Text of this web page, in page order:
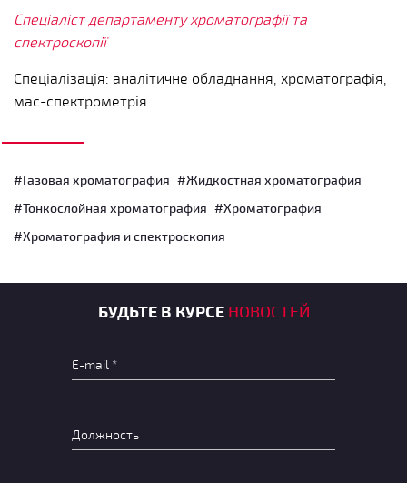
Cпеціаліст департаменту хроматографії та
спектроскопії
Спеціалізація: аналітичне обладнання, хроматографія,
мас-спектрометрія.
#Газовая хроматография #Жидкостная хроматография
#Тонкослойная хроматография #Хроматография
#Хроматография и спектроскопия
БУДЬТЕ В КУРСЕ НОВОСТЕЙ